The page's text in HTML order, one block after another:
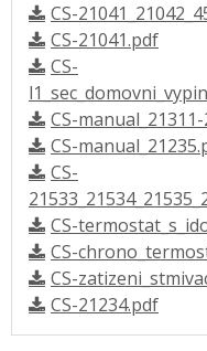
CS-
CS-21041.pdf
CS-
CS-
CS-
CS-
CS-
CS-
CS-
CS-21234.pdf